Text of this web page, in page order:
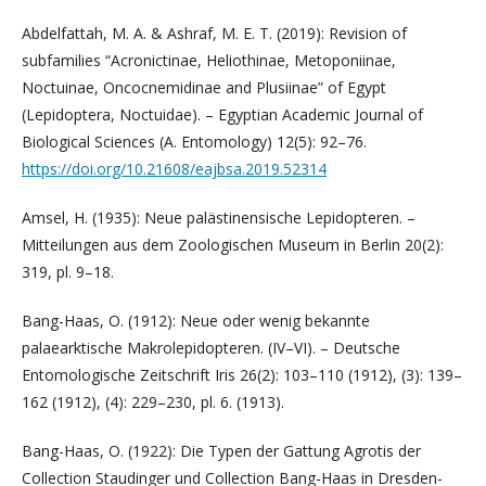
Abdelfattah, M. A. & Ashraf, M. E. T. (2019): Revision of
subfamilies “Acronictinae, Heliothinae, Metoponiinae,
Noctuinae, Oncocnemidinae and Plusiinae” of Egypt
(Lepidoptera, Noctuidae). – Egyptian Academic Journal of
Biological Sciences (A. Entomology) 12(5): 92–76.
https://doi.org/10.21608/eajbsa.2019.52314
Amsel, H. (1935): Neue palästinensische Lepidopteren. –
Mitteilungen aus dem Zoologischen Museum in Berlin 20(2):
319, pl. 9–18.
Bang-Haas, O. (1912): Neue oder wenig bekannte
palaearktische Makrolepidopteren. (IV–VI). – Deutsche
Entomologische Zeitschrift Iris 26(2): 103–110 (1912), (3): 139–
162 (1912), (4): 229–230, pl. 6. (1913).
Bang-Haas, O. (1922): Die Typen der Gattung Agrotis der
Collection Staudinger und Collection Bang-Haas in Dresden-